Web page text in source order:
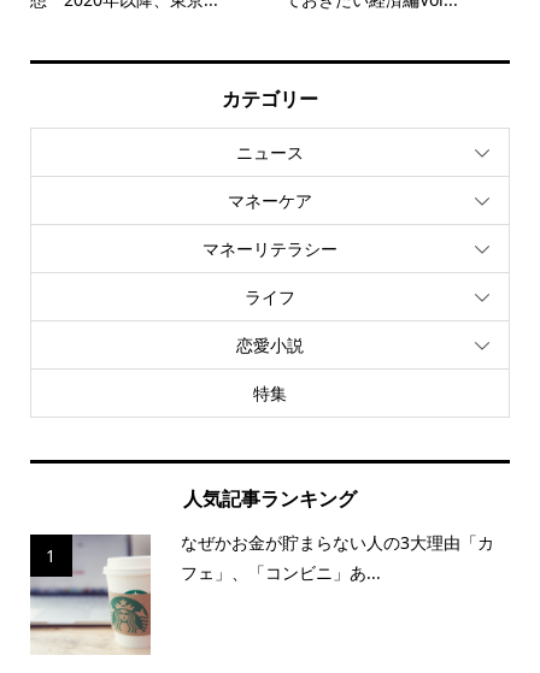
カテゴリー
ニュース
マネーケア
マネーリテラシー
ライフ
恋愛小説
特集
人気記事ランキング
1
なぜかお金が貯まらない人の3大理由「カ
フェ」、「コンビニ」あ...